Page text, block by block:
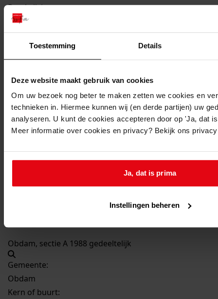
Toestemming Details
Deze website maakt gebruik van cookies
Om uw bezoek nog beter te maken zetten we cookies en
technieken in. Hiermee kunnen wij (en derde partijen) uw
analyseren. U kunt de cookies accepteren door op 'Ja, dat
Meer informatie over cookies en privacy? Bekijk ons
Ja, dat is prima
Instellingen beheren
Beschrijving:
Bouw van 2 x 2 woningen onder een kap
Datum vergunning:
01-05-1991
Adres:
Obdam, Fazant 22
Obdam, Lijster 8
Obdam, sectie A 1988 gedeeltelijk
Gemeente:
Obdam
Kern of buurt: